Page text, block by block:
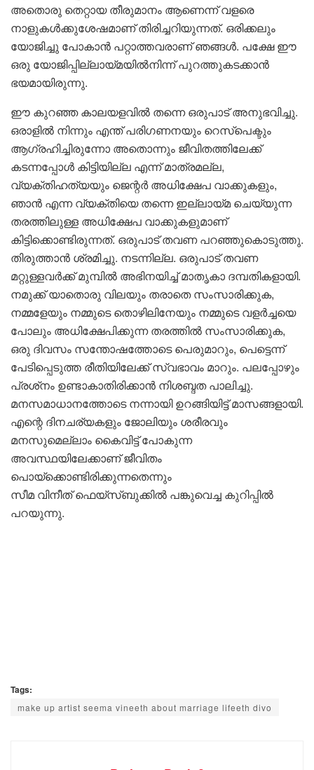
അതൊരു തെറ്റായ തീരുമാനം ആണെന്ന് വളരെ
നാളുകള്‍ക്കുശേഷമാണ് തിരിച്ചറിയുന്നത്. ഒരിക്കലും
യോജിച്ചു പോകാന്‍ പറ്റാത്തവരാണ് ഞങ്ങള്‍. പക്ഷേ ഈ
ഒരു യോജിപ്പില്ലായ്മയില്‍നിന്ന് പുറത്തുകടക്കാന്‍
ഭയമായിരുന്നു.
ഈ കുറഞ്ഞ കാലയളവില്‍ തന്നെ ഒരുപാട് അനുഭവിച്ചു.
ഒരാളില്‍ നിന്നും എന്ത് പരിഗണനയും റെസ്‌പെക്ടും
ആഗ്രഹിച്ചിരുന്നോ അതൊന്നും ജീവിതത്തിലേക്ക്
കടന്നപ്പോള്‍ കിട്ടിയില്ല എന്ന് മാത്രമല്ല,
വ്യക്തിഹത്യയും ജെന്റര്‍ അധിക്ഷേപ വാക്കുകളും,
ഞാന്‍ എന്ന വ്യക്തിയെ തന്നെ ഇല്ലായ്മ ചെയ്യുന്ന
തരത്തിലുള്ള അധിക്ഷേപ വാക്കുകളുമാണ്
കിട്ടിക്കൊണ്ടിരുന്നത്. ഒരുപാട് തവണ പറഞ്ഞുകൊടുത്തു.
തിരുത്താന്‍ ശ്രമിച്ചു. നടന്നില്ല. ഒരുപാട് തവണ
മറ്റുള്ളവര്‍ക്ക് മുമ്പില്‍ അഭിനയിച്ച് മാതൃകാ ദമ്പതികളായി.
നമുക്ക് യാതൊരു വിലയും തരാതെ സംസാരിക്കുക,
നമ്മളേയും നമ്മുടെ തൊഴിലിനേയും നമ്മുടെ വളര്‍ച്ചയെ
പോലും അധിക്ഷേപിക്കുന്ന തരത്തില്‍ സംസാരിക്കുക,
ഒരു ദിവസം സന്തോഷത്തോടെ പെരുമാറും, പെട്ടെന്ന്
പേടിപ്പെടുത്ത രീതിയിലേക്ക് സ്വഭാവം മാറും. പലപ്പോഴും
പ്രശ്‌നം ഉണ്ടാകാതിരിക്കാന്‍ നിശബ്ദത പാലിച്ചു.
മനസമാധാനത്തോടെ നന്നായി ഉറങ്ങിയിട്ട് മാസങ്ങളായി.
എന്റെ ദിനചര്യകളും ജോലിയും ശരീരവും
മനസുമെല്ലാം കൈവിട്ട് പോകുന്ന
അവസ്ഥയിലേക്കാണ് ജീവിതം
പൊയ്‌ക്കൊണ്ടിരിക്കുന്നതെന്നും
സീമ വിനീത് ഫെയ്‌സ്ബുക്കില്‍ പങ്കുവെച്ച കുറിപ്പില്‍
പറയുന്നു.
Tags:
make up artist seema vineeth about marriage lifeeth divo